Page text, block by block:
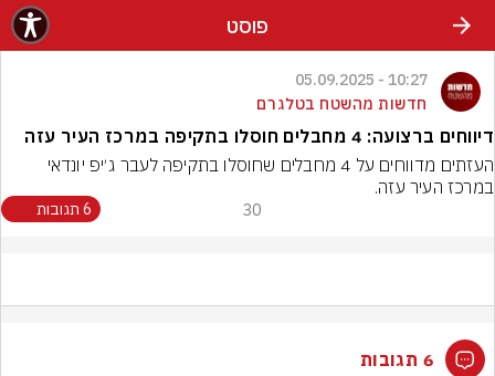
פוסט
10:27 - 05.09.2025
חדשות מהשטח בטלגרם
דיווחים ברצועה: 4 מחבלים חוסלו בתקיפה במרכז העיר עזה
במרכז העיר עזה.
30 6 תגובות
6 תגובות